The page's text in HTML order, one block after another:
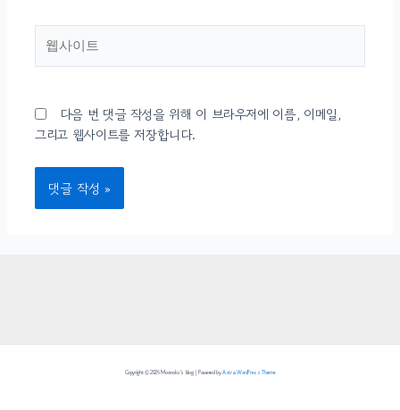
웹사이트
다음 번 댓글 작성을 위해 이 브라우저에 이름, 이메일,
그리고 웹사이트를 저장합니다.
Copyright © 2026 Moonoks's blog | Powered byAstra WordPress Theme